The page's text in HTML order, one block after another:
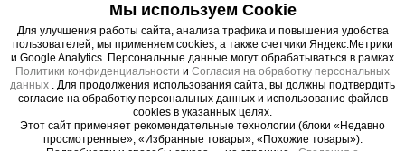
прибор при необходимости.
Важные преимущества –
эффективная работа
Мы используем Cookie
Для улучшения работы сайта, анализа трафика и повышения удобства
пользователей, мы применяем cookies, а также счетчики Яндекс.Метрики
и Google Analytics. Персональные данные могут обрабатываться в рамках
Политики конфиденциальности и Согласия на обработку персональных
данных . Для продолжения использования сайта, вы должны подтвердить
согласие на обработку персональных данных и использование файлов
cookies в указанных целях.
Этот сайт применяет рекомендательные технологии (блоки «Недавно
просмотренные», «Избранные товары», «Похожие товары»).